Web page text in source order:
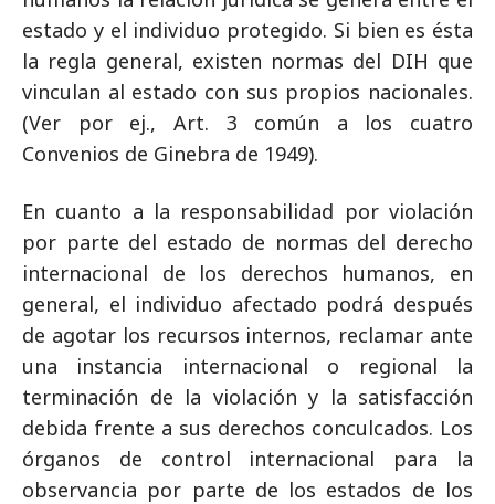
estado y el individuo protegido. Si bien es ésta
la regla general, existen normas del DIH que
vinculan al estado con sus propios nacionales.
(Ver por ej., Art. 3 común a los cuatro
Convenios de Ginebra de 1949).
En cuanto a la responsabilidad por violación
por parte del estado de normas del derecho
internacional de los derechos humanos, en
general, el individuo afectado podrá después
de agotar los recursos internos, reclamar ante
una instancia internacional o regional la
terminación de la violación y la satisfacción
debida frente a sus derechos conculcados. Los
órganos de control internacional para la
observancia por parte de los estados de los